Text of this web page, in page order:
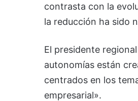
contrasta con la
la reducción ha sido
El presidente
autonomías están
centrados en los
empresarial».